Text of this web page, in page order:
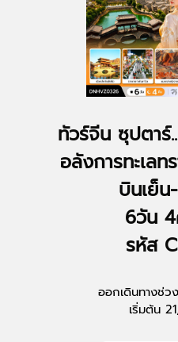
ทัวร์จีน ซุปตาร์
อลังการทะเล
บินเย็
6วัน
รหัส
ออกเดินทางช่
เริ่มต้น